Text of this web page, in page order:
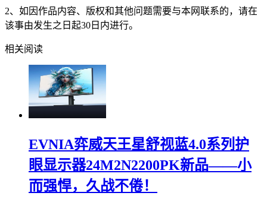
2、如因作品内容、版权和其他问题需要与本网联系的，请在
该事由发生之日起30日内进行。
相关阅读
EVNIA弈威天王星舒视蓝4.0系列护
眼显示器24M2N2200PK新品——小
而强悍，久战不倦！